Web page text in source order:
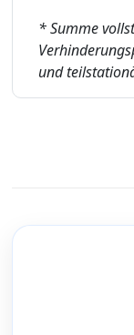
* Summe
und